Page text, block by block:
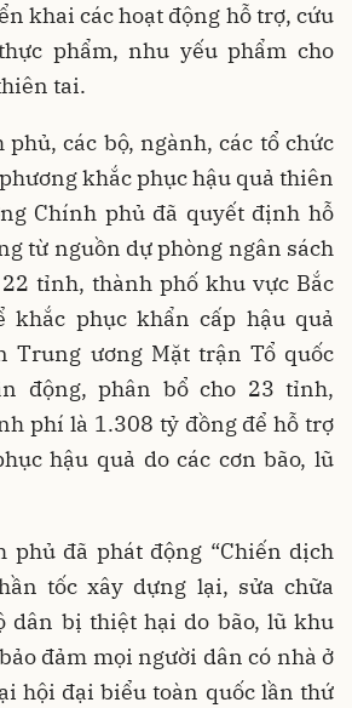
khai các hoạt động hỗ trợ, cứu
phẩm, nhu yếu phẩm cho
tai.
các bộ, ngành, các tổ chức
khắc phục hậu quả thiên
Chính phủ đã quyết định hỗ
từ nguồn dự phòng ngân sách
tỉnh, thành phố khu vực Bắc
khắc phục khẩn cấp hậu quả
Trung ương Mặt trận Tổ quốc
động, phân bổ cho 23 tỉnh,
phí là 1.308 tỷ đồng để hỗ trợ
hậu quả do các cơn bão, lũ
phủ đã phát động “Chiến dịch
tốc xây dựng lại, sửa chữa
dân bị thiệt hại do bão, lũ khu
đảm mọi người dân có nhà ở
hội đại biểu toàn quốc lần thứ